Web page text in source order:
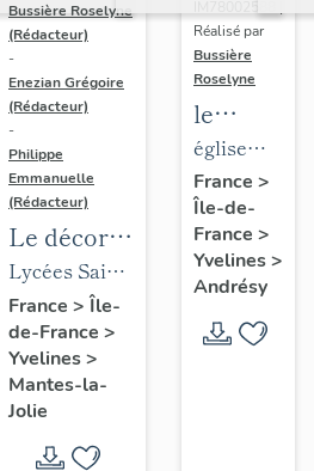
Bussière Roselyne
(Rédacteur)
-
Enezian Grégoire
(Rédacteur)
-
Philippe
Emmanuelle
(Rédacteur)
Le décor
des lycées
de Mantes
Lycées Saint-
Exupéry et
Jean Rostand
France > Île-
de-France >
Yvelines>
Mantes-la-
Jolie
Réalisé par
Bussière
Roselyne
le
mobilier
de
l'église
Saint-
Germain-
de-
Paris
église
paroissiale
Saint-
Germain
France >
Île-de-
France >
Yvelines>
Andrésy